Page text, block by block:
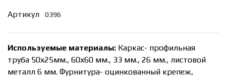
Артикул 0396
Используемые материалы: Каркас- профильная
труба 50х25мм., 60х60 мм., 33 мм., 26 мм., листовой
металл 6 мм. Фурнитура- оцинкованный крепеж,